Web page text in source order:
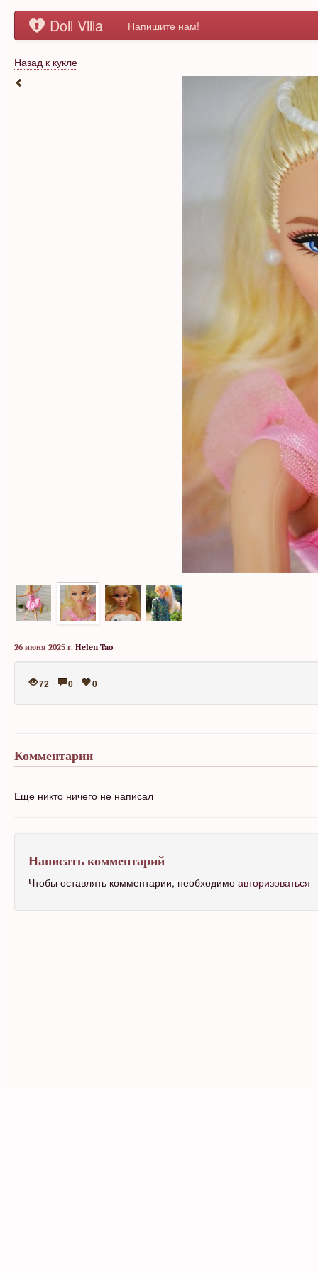
Doll Villa Напишите нам!
Назад к кукле
26 июня 2025 г. Helen Tao
72 0 0
Комментарии
Еще никто ничего не написал
Написать комментарий
Чтобы оставлять комментарии, необходимо авторизоваться